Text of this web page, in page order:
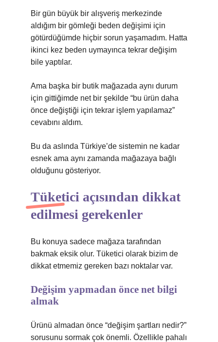
Bir gün büyük bir alışveriş merkezinde
aldığım bir gömleği beden değişimi için
götürdüğümde hiçbir sorun yaşamadım. Hatta
ikinci kez beden uymayınca tekrar değişim
bile yaptılar.
Ama başka bir butik mağazada aynı durum
için gittiğimde net bir şekilde “bu ürün daha
önce değiştiği için tekrar işlem yapılamaz”
cevabını aldım.
Bu da aslında Türkiye’de sistemin ne kadar
esnek ama aynı zamanda mağazaya bağlı
olduğunu gösteriyor.
Tüketici açısından dikkat
edilmesi gerekenler
Bu konuya sadece mağaza tarafından
bakmak eksik olur. Tüketici olarak bizim de
dikkat etmemiz gereken bazı noktalar var.
Değişim yapmadan önce net bilgi
almak
Ürünü almadan önce “değişim şartları nedir?”
sorusunu sormak çok önemli. Özellikle pahalı